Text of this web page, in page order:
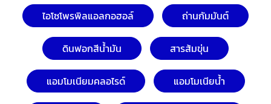
0-2819-0140-4, 0-2463-8619, 0-2463-6138, 08-1913-
4394 โทรสาร: 0-2464-1062, 0-2819-2514 อีเมล์:
sales@giantleo.com, service@giantleo.com
ไอโซโพรพิลแอลกอฮอล์ ถ่านกัมมันต์
ดินฟอกสีน้ำมัน สารส้มขุ่น
แอมโมเนียมคลอไรด์ แอมโมเนียน้ำ